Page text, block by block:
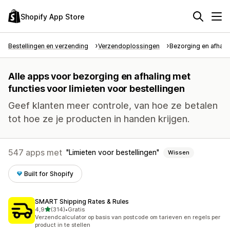
Shopify App Store
Bestellingen en verzending Verzendoplossingen Bezorging en
Alle apps voor bezorging en afhaling met
functies voor limieten voor bestellingen
Geef klanten meer controle, van hoe ze betalen
tot hoe ze je producten in handen krijgen.
547 apps met Limieten voor bestellingen Wissen
Built for Shopify
SMART Shipping Rates & Rules
4,9van 5 sterren
(314)
314 recensies in totaal
•Gratis
Verzendcalculator op basis van postcode om tarieven en regels per
product in te stellen